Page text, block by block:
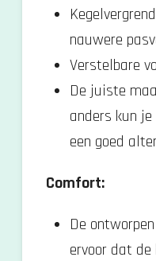
6
nauwere
Verstelbare
De juiste
anders kun
een goed
Comfort:
De
ervoor dat